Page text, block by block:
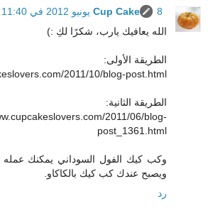
Cup Cake
8 يونيو 2012 في 11:40 ص
الله يعافيك يارب، شكرًا لكِ :)
الطريقة الأولى:
2011/10/blog-post.html
الطريقة الثانية:
2011/06/blog-
post_1361.html
وكب كيك الفول السوداني يمكنك عمله
ويصبح عندك كب كيك بالكاكاو.
رد